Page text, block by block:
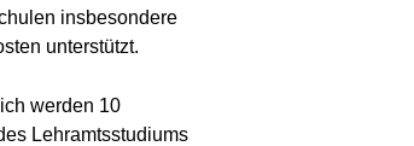
insbesondere
unterstützt.
werden 10
Lehramtsstudiums